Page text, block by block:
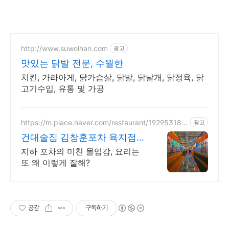
http://www.suwolhan.com 광고
맛있는 닭발 전문, 수월한
치킨, 가라아게, 닭가슴살, 닭발, 닭날개, 닭정육, 닭
고기수입, 유통 및 가공
https://m.place.naver.com/restaurant/192953189
광고
건대술집 김창훈포차 육지점
분위기 미쳤다는 그곳
지하 포차의 미친 몰입감, 요리는
또 왜 이렇게 잘해?
공감 구독하기